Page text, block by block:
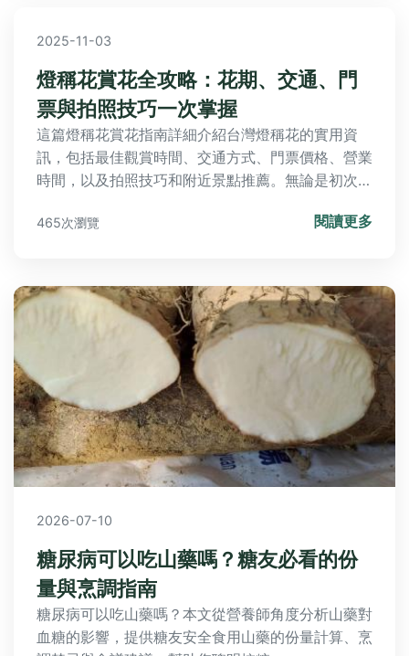
2025-11-03
燈稱花賞花全攻略：花期、交通、門
票與拍照技巧一次掌握
這篇燈稱花賞花指南詳細介紹台灣燈稱花的實用資
訊，包括最佳觀賞時間、交通方式、門票價格、營業
時間，以及拍照技巧和附近景點推薦。無論是初次造
程。
465次瀏覽 閱讀更多
2026-07-10
糖尿病可以吃山藥嗎？糖友必看的份
量與烹調指南
糖尿病可以吃山藥嗎？本文從營養師角度分析山藥對
血糖的影響，提供糖友安全食用山藥的份量計算、烹